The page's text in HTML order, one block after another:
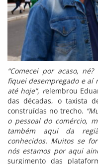
“Comecei por acaso,
fiquei desempregado e aí
até hoje”, relembrou
das décadas, o taxista
construídas no trecho.
o pessoal do comércio,
também aqui da
conhecidos. Muitos se
nós estamos por aqui
surgimento das